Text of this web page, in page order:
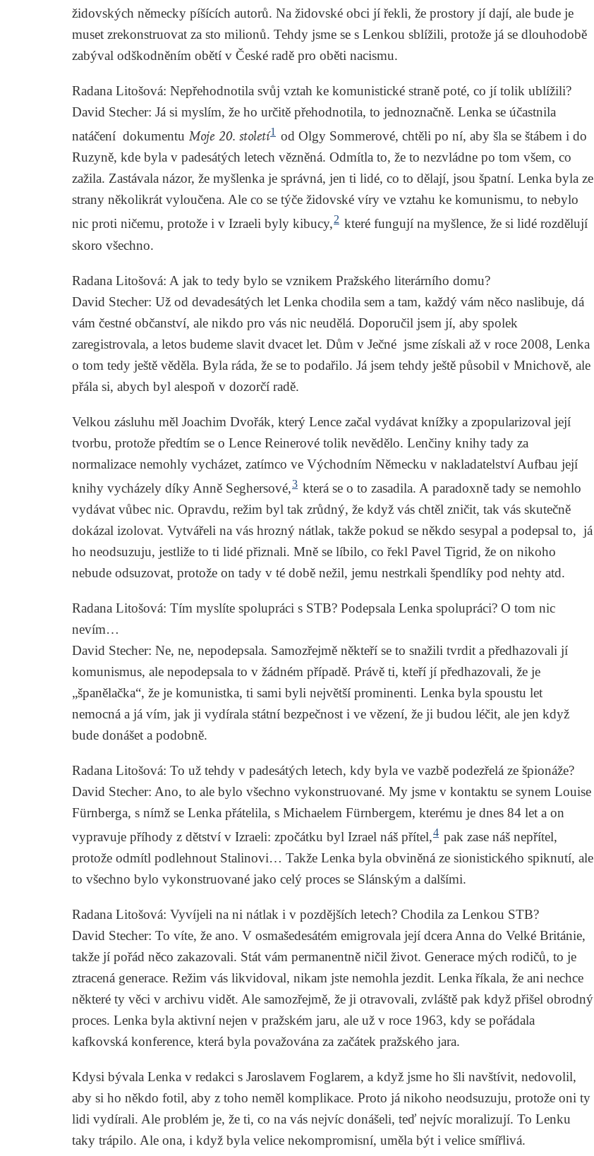
židovských německy píšících autorů. Na židovské obci jí řekli, že prostory jí dají, ale bude je
muset zrekonstruovat za sto milionů. Tehdy jsme se s Lenkou sblížili, protože já se dlouhodobě
zabýval odškodněním obětí v České radě pro oběti nacismu.
Radana Litošová: Nepřehodnotila svůj vztah ke komunistické straně poté, co jí tolik ublížili?
David Stecher: Já si myslím, že ho určitě přehodnotila, to jednoznačně. Lenka se účastnila
natáčení dokumentu Moje 20. století1 od Olgy Sommerové, chtěli po ní, aby šla se štábem i do
Ruzyně, kde byla v padesátých letech vězněná. Odmítla to, že to nezvládne po tom všem, co
zažila. Zastávala názor, že myšlenka je správná, jen ti lidé, co to dělají, jsou špatní. Lenka byla ze
strany několikrát vyloučena. Ale co se týče židovské víry ve vztahu ke komunismu, to nebylo
nic proti ničemu, protože i v Izraeli byly kibucy,2 které fungují na myšlence, že si lidé rozdělují
skoro všechno.
Radana Litošová: A jak to tedy bylo se vznikem Pražského literárního domu?
David Stecher: Už od devadesátých let Lenka chodila sem a tam, každý vám něco naslibuje, dá
vám čestné občanství, ale nikdo pro vás nic neudělá. Doporučil jsem jí, aby spolek
zaregistrovala, a letos budeme slavit dvacet let. Dům v Ječné jsme získali až v roce 2008, Lenka
o tom tedy ještě věděla. Byla ráda, že se to podařilo. Já jsem tehdy ještě působil v Mnichově, ale
přála si, abych byl alespoň v dozorčí radě.
Velkou zásluhu měl Joachim Dvořák, který Lence začal vydávat knížky a zpopularizoval její
tvorbu, protože předtím se o Lence Reinerové tolik nevědělo. Lenčiny knihy tady za
normalizace nemohly vycházet, zatímco ve Východním Německu v nakladatelství Aufbau její
knihy vycházely díky Anně Seghersové,3 která se o to zasadila. A paradoxně tady se nemohlo
vydávat vůbec nic. Opravdu, režim byl tak zrůdný, že když vás chtěl zničit, tak vás skutečně
dokázal izolovat. Vytvářeli na vás hrozný nátlak, takže pokud se někdo sesypal a podepsal to, já
ho neodsuzuju, jestliže to ti lidé přiznali. Mně se líbilo, co řekl Pavel Tigrid, že on nikoho
nebude odsuzovat, protože on tady v té době nežil, jemu nestrkali špendlíky pod nehty atd.
Radana Litošová: Tím myslíte spolupráci s STB? Podepsala Lenka spolupráci? O tom nic
nevím…
David Stecher: Ne, ne, nepodepsala. Samozřejmě někteří se to snažili tvrdit a předhazovali jí
komunismus, ale nepodepsala to v žádném případě. Právě ti, kteří jí předhazovali, že je
„španělačka“, že je komunistka, ti sami byli největší prominenti. Lenka byla spoustu let
nemocná a já vím, jak ji vydírala státní bezpečnost i ve vězení, že ji budou léčit, ale jen když
bude donášet a podobně.
Radana Litošová: To už tehdy v padesátých letech, kdy byla ve vazbě podezřelá ze špionáže?
David Stecher: Ano, to ale bylo všechno vykonstruované. My jsme v kontaktu se synem Louise
Fürnberga, s nímž se Lenka přátelila, s Michaelem Fürnbergem, kterému je dnes 84 let a on
vypravuje příhody z dětství v Izraeli: zpočátku byl Izrael náš přítel,4 pak zase náš nepřítel,
protože odmítl podlehnout Stalinovi… Takže Lenka byla obviněná ze sionistického spiknutí, ale
to všechno bylo vykonstruované jako celý proces se Slánským a dalšími.
Radana Litošová: Vyvíjeli na ni nátlak i v pozdějších letech? Chodila za Lenkou STB?
David Stecher: To víte, že ano. V osmašedesátém emigrovala její dcera Anna do Velké Británie,
takže jí pořád něco zakazovali. Stát vám permanentně ničil život. Generace mých rodičů, to je
ztracená generace. Režim vás likvidoval, nikam jste nemohla jezdit. Lenka říkala, že ani nechce
některé ty věci v archivu vidět. Ale samozřejmě, že ji otravovali, zvláště pak když přišel obrodný
proces. Lenka byla aktivní nejen v pražském jaru, ale už v roce 1963, kdy se pořádala
kafkovská konference, která byla považována za začátek pražského jara.
Kdysi bývala Lenka v redakci s Jaroslavem Foglarem, a když jsme ho šli navštívit, nedovolil,
aby si ho někdo fotil, aby z toho neměl komplikace. Proto já nikoho neodsuzuju, protože oni ty
lidi vydírali. Ale problém je, že ti, co na vás nejvíc donášeli, teď nejvíc moralizují. To Lenku
taky trápilo. Ale ona, i když byla velice nekompromisní, uměla být i velice smířlivá.